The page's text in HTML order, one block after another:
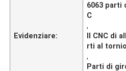
Evidenziare:
6063 parti
C
,
Il CNC di
rti al
,
Parti di